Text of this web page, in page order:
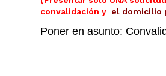
convalidación y el domicilio
Poner en asunto: